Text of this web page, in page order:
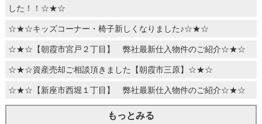
した！！☆★☆
☆★☆キッズコーナー・椅子新しくなりました♪☆★☆
☆★☆【朝霞市宮戸２丁目】 弊社最新仕入物件のご紹介☆★☆
☆★☆資産売却ご相談頂きました【朝霞市三原】☆★☆
☆★☆【新座市西堀１丁目】 弊社最新仕入物件のご紹介☆★☆
もっとみる